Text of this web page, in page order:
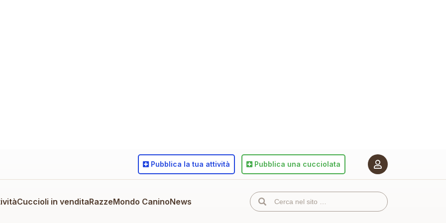
Cuccioli in venditaRazzeMondo CaninoNews
Pubblica la tua attività Pubblica una cucciolata